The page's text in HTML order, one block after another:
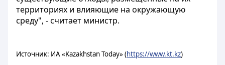
территориях и влияющие на окружающую
среду", - считает министр.
Источник: ИА «Kazakhstan Today» (https://www.kt.kz)